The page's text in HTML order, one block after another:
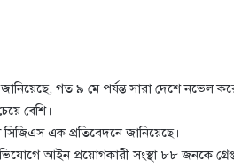
গত ৯ মে পর্যন্ত সারা দেশে নভেল
বেশি।
সিজিএস এক প্রতিবেদনে জানিয়েছে।
আইন প্রয়োগকারী সংস্থা ৮৮ জনকে